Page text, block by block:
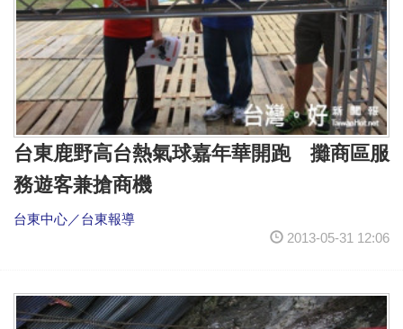
台東鹿野高台熱氣球嘉年華開跑 攤商區服
務遊客兼搶商機
台東中心／台東報導
2013-05-31 12:06